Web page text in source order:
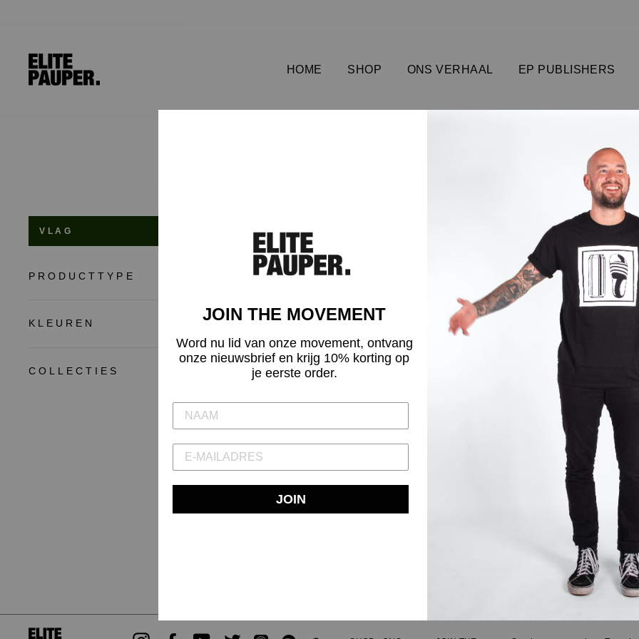
HOME SHOP ONS VERHAAL EP PUBLISHERS
VLAG
PRODUCTTYPE
KLEUREN
COLLECTIES
Sorry , in deze collectie zitten geen items
JOIN THE MOVEMENT
Word nu lid van onze movement, ontvang
onze nieuwsbrief en krijg 10% korting op
je eerste order.
JOIN